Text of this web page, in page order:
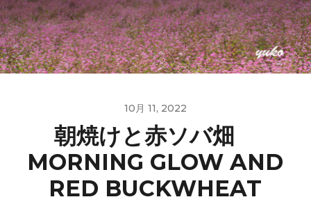
10月 11, 2022
朝焼けと赤ソバ畑
MORNING GLOW AND
RED BUCKWHEAT